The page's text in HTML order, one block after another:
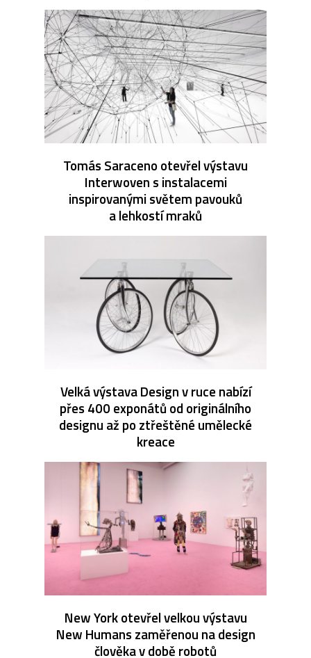
Tomás Saraceno otevřel výstavu
Interwoven s instalacemi
inspirovanými světem pavouků
a lehkostí mraků
Velká výstava Design v ruce nabízí
přes 400 exponátů od originálního
designu až po ztřeštěné umělecké
kreace
New York otevřel velkou výstavu
New Humans zaměřenou na design
člověka v době robotů